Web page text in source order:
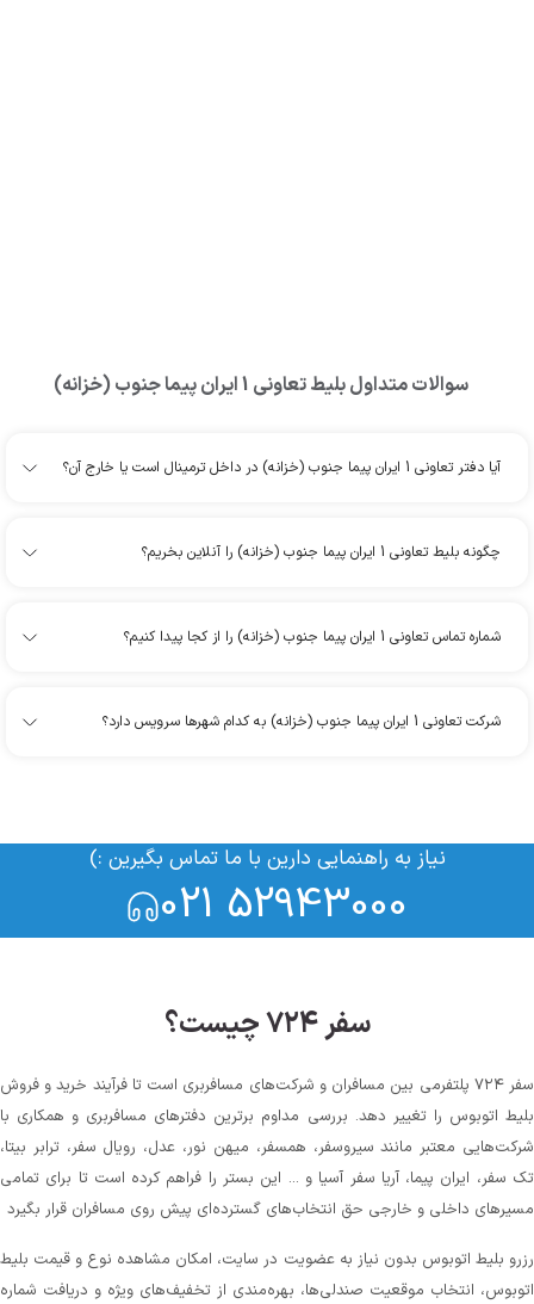
سوالات متداول بلیطتعاونی 1 ایران پیما جنوب (خزانه)
آیا دفتر تعاونی 1 ایران پیما جنوب (خزانه) در داخل ترمینال است یا خارج آن؟
چگونه بلیط تعاونی 1 ایران پیما جنوب (خزانه) را آنلاین بخریم؟
شماره تماس تعاونی 1 ایران پیما جنوب (خزانه) را از کجا پیدا کنیم؟
شرکت تعاونی 1 ایران پیما جنوب (خزانه) به کدام شهرها سرویس دارد؟
نیاز به راهنمایی دارین با ما تماس بگیرین :)
021 52943000
سفر ۷۲۴ چیست؟
سفر ۷۲۴ پلتفرمی بین مسافران و شرکت‌های مسافربری است تا فرآیند خرید و فروش
اتوبوس را تغییر دهد. بررسی مداوم برترین دفترهای مسافربری و همکاری با
معتبر مانند سیروسفر، همسفر، میهن‌ نور، عدل، رویال سفر، ترابر بیتا،
سفر، ایران پیما، آریا سفر آسیا و ... این بستر را فراهم کرده است تا برای تمامی
داخلی و خارجی حق انتخاب‌های گسترده‌ای پیش روی مسافران قرار بگیرد
بلیط اتوبوس بدون نیاز به عضویت در سایت، امکان مشاهده نوع و قیمت بلیط
انتخاب موقعیت صندلی‌ها، بهره‌مندی از تخفیف‌های ویژه و دریافت شماره‌